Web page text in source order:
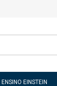
ENSINO EINSTEIN